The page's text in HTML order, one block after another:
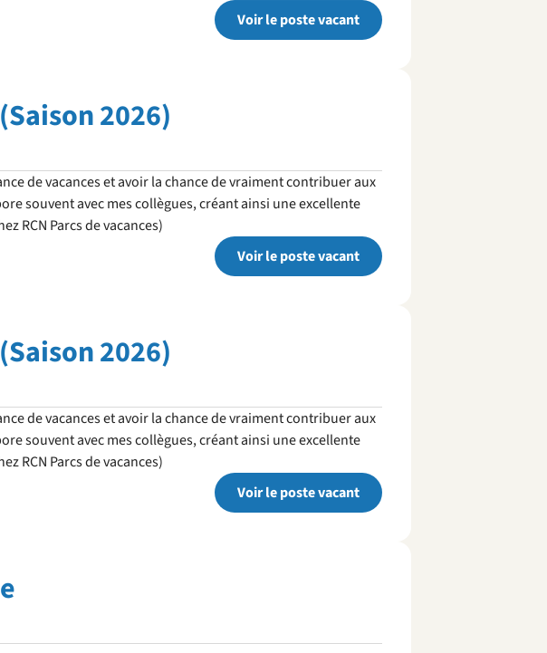
Voir le poste vacant
2026)
de vacances et avoir la chance de vraiment contribuer aux
souvent avec mes collègues, créant ainsi une excellente
RCN Parcs de vacances)
Voir le poste vacant
2026)
de vacances et avoir la chance de vraiment contribuer aux
souvent avec mes collègues, créant ainsi une excellente
RCN Parcs de vacances)
Voir le poste vacant